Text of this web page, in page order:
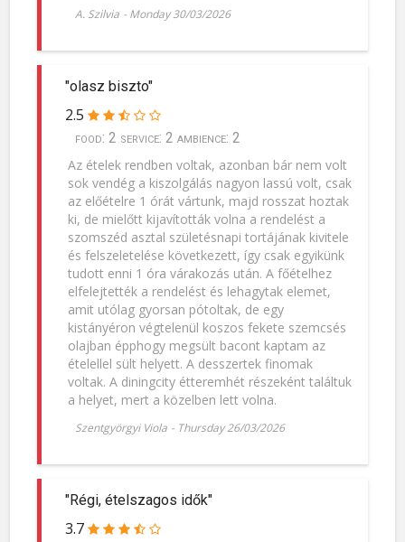
A. Szilvia - Monday 30/03/2026
"olasz biszto"
2.5
food: 2 service: 2 ambience: 2
Az ételek rendben voltak, azonban bár nem volt
sok vendég a kiszolgálás nagyon lassú volt, csak
az előételre 1 órát vártunk, majd rosszat hoztak
ki, de mielőtt kijavították volna a rendelést a
szomszéd asztal születésnapi tortájának kivitele
és felszeletelése következett, így csak egyikünk
tudott enni 1 óra várakozás után. A főételhez
elfelejtették a rendelést és lehagytak elemet,
amit utólag gyorsan pótoltak, de egy
kistányéron végtelenül koszos fekete szemcsés
olajban épphogy megsült bacont kaptam az
ételellel sült helyett. A desszertek finomak
voltak. A diningcity étteremhét részeként találtuk
a helyet, mert a közelben lett volna.
Szentgyörgyi Viola - Thursday 26/03/2026
"Régi, ételszagos idők"
3.7